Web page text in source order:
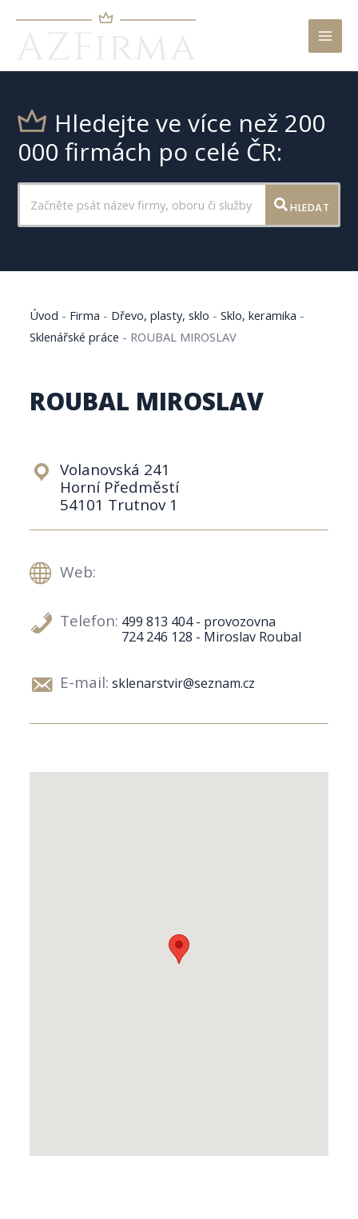
Hledejte ve více než 200
000 firmách po celé ČR:
HLEDAT
Úvod - Firma - Dřevo, plasty, sklo -Sklo, keramika -
Sklenářské práce - ROUBAL MIROSLAV
ROUBAL MIROSLAV
Volanovská 241
Horní Předměstí
54101 Trutnov 1
Web:
Telefon: 499 813 404 - provozovna
724 246 128 - Miroslav Roubal
E-mail: sklenarstvir@seznam.cz